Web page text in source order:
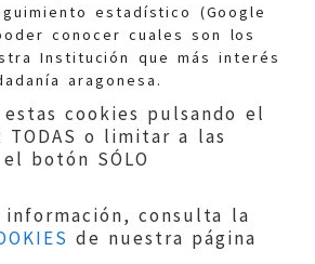
estadístico (Google
conocer cuales son los
Institución que más interés
aragonesa.
cookies pulsando el
TODAS o limitar a las
botón SÓLO
información, consulta la
de nuestra página
general:
900 210 210/
Política de privacidad|